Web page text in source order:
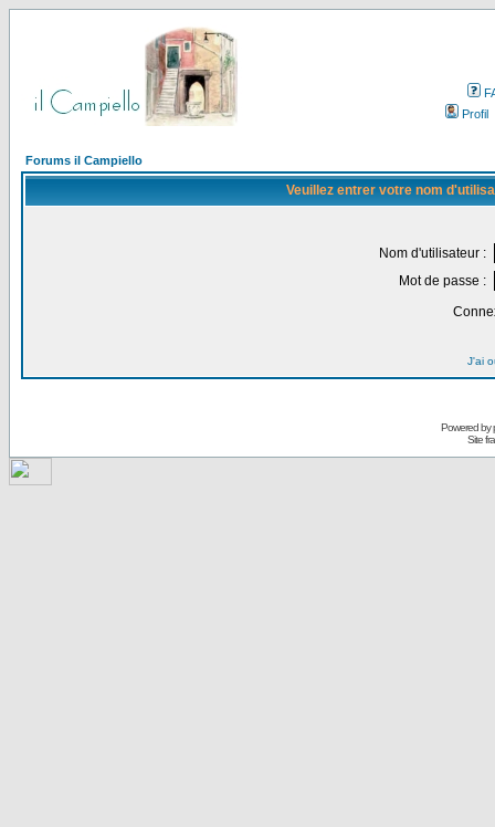
Profil
Forums il Campiello
Veuillez entrer votre nom
Nom d'utilisateur :
Mot de passe :
J'ai
Powered by
Site